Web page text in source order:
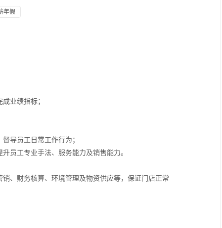
年假
业绩指标；
导员工日常工作行为；
员工专业手法、服务能力及销售能力。
、财务核算、环境管理及物资供应等，保证门店正常